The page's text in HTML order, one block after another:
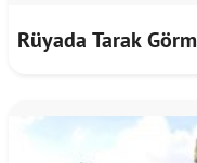
Rüyada Tarak